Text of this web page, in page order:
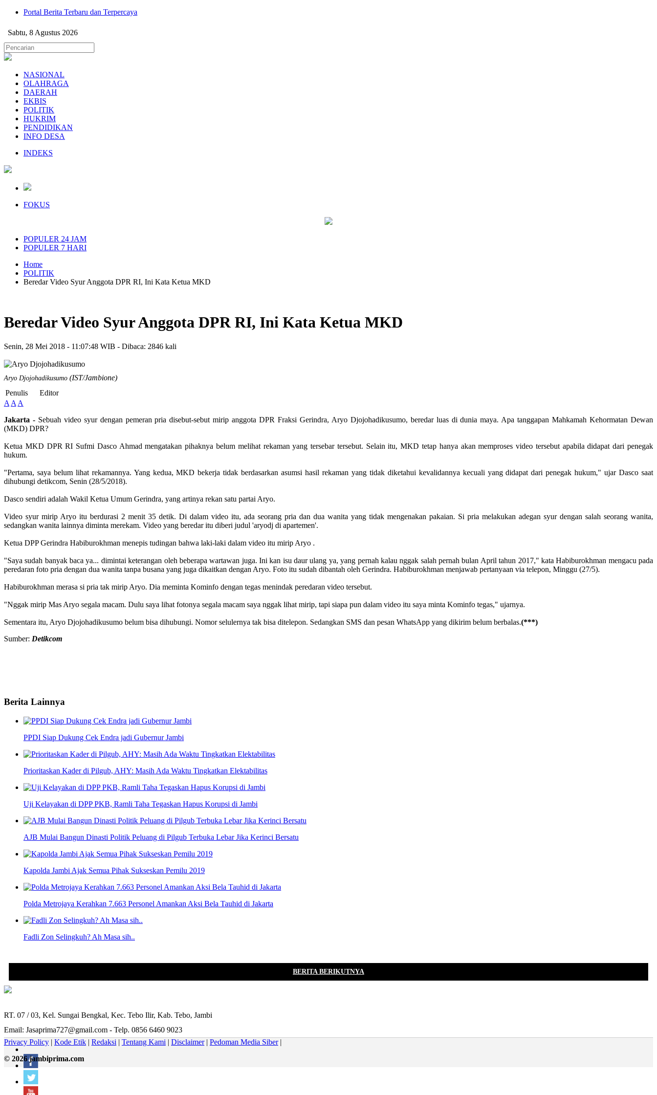
Portal Berita Terbaru dan Terpercaya
Sabtu, 8 Agustus 2026
NASIONAL
OLAHRAGA
DAERAH
EKBIS
POLITIK
HUKRIM
PENDIDIKAN
INFO DESA
INDEKS
FOKUS
POPULER 24 JAM
POPULER 7 HARI
Home
POLITIK
Beredar Video Syur Anggota DPR RI, Ini Kata Ketua MKD
Beredar Video Syur Anggota DPR RI, Ini Kata Ketua MKD
Senin, 28 Mei 2018 - 11:07:48 WIB - Dibaca: 2846 kali
Aryo Djojohadikusumo (IST/Jambione)
Penulis
Editor
A A A
Jakarta -Sebuah video syur dengan pemeran pria disebut-sebut mirip anggota DPR Fraksi Gerindra, Aryo Djojohadikusumo, beredar luas di dunia maya. Apa tanggapan Mahkamah Kehormatan Dewan
(MKD) DPR?
Ketua MKD DPR RI Sufmi Dasco Ahmad mengatakan pihaknya belum melihat rekaman yang tersebar tersebut. Selain itu, MKD tetap hanya akan memproses video tersebut apabila didapat dari penegak
hukum.
"Pertama, saya belum lihat rekamannya. Yang kedua, MKD bekerja tidak berdasarkan asumsi hasil rekaman yang tidak diketahui kevalidannya kecuali yang didapat dari penegak hukum," ujar Dasco saat
dihubungi detikcom, Senin (28/5/2018).
Dasco sendiri adalah Wakil Ketua Umum Gerindra, yang artinya rekan satu partai Aryo.
Video syur mirip Aryo itu berdurasi 2 menit 35 detik. Di dalam video itu, ada seorang pria dan dua wanita yang tidak mengenakan pakaian. Si pria melakukan adegan syur dengan salah seorang wanita,
sedangkan wanita lainnya diminta merekam. Video yang beredar itu diberi judul 'aryodj di apartemen'.
Ketua DPP Gerindra Habiburokhman menepis tudingan bahwa laki-laki dalam video itu mirip Aryo .
"Saya sudah banyak baca ya... dimintai keterangan oleh beberapa wartawan juga. Ini kan isu daur ulang ya, yang pernah kalau nggak salah pernah bulan April tahun 2017," kata Habiburokhman mengacu pada
peredaran foto pria dengan dua wanita tanpa busana yang juga dikaitkan dengan Aryo. Foto itu sudah dibantah oleh Gerindra. Habiburokhman menjawab pertanyaan via telepon, Minggu (27/5).
Habiburokhman merasa si pria tak mirip Aryo. Dia meminta Kominfo dengan tegas menindak peredaran video tersebut.
"Nggak mirip Mas Aryo segala macam. Dulu saya lihat fotonya segala macam saya nggak lihat mirip, tapi siapa pun dalam video itu saya minta Kominfo tegas," ujarnya.
Sementara itu, Aryo Djojohadikusumo belum bisa dihubungi. Nomor selulernya tak bisa ditelepon. Sedangkan SMS dan pesan WhatsApp yang dikirim belum berbalas.(***)
Sumber: Detikcom
Berita Lainnya
PPDI Siap Dukung Cek Endra jadi Gubernur Jambi
Prioritaskan Kader di Pilgub, AHY: Masih Ada Waktu Tingkatkan Elektabilitas
Uji Kelayakan di DPP PKB, Ramli Taha Tegaskan Hapus Korupsi di Jambi
AJB Mulai Bangun Dinasti Politik Peluang di Pilgub Terbuka Lebar Jika Kerinci Bersatu
Kapolda Jambi Ajak Semua Pihak Sukseskan Pemilu 2019
Polda Metrojaya Kerahkan 7.663 Personel Amankan Aksi Bela Tauhid di Jakarta
Fadli Zon Selingkuh? Ah Masa sih..
BERITA BERIKUTNYA
RT. 07 / 03, Kel. Sungai Bengkal, Kec. Tebo Ilir, Kab. Tebo, Jambi
Email: Jasaprima727@gmail.com - Telp. 0856 6460 9023
Privacy Policy | Kode Etik | Redaksi | Tentang Kami | Disclaimer| Pedoman Media Siber|
© 2026 jambiprima.com